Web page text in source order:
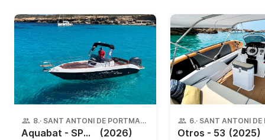
8· SANT ANTONI DE PORTMANY
Aquabat - SPORT INFINITY 21 (2026)
6·
Otros - 53 (2025)